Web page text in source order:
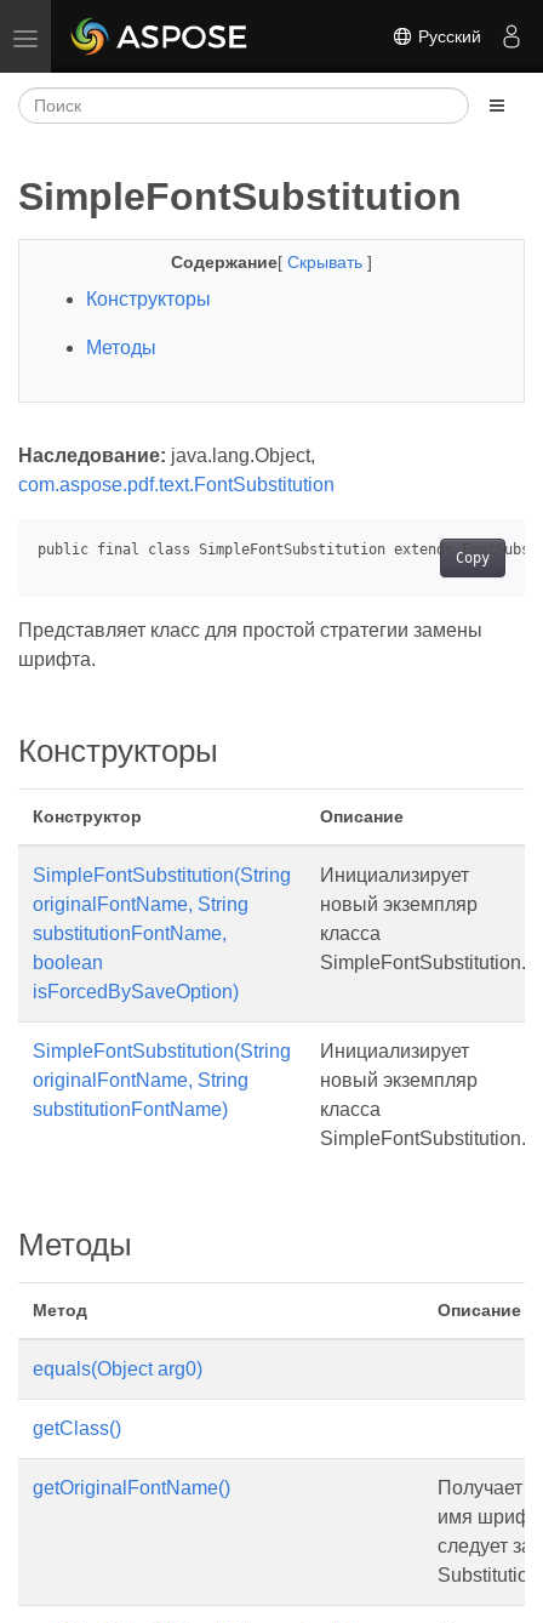
Переключить навигацию Русский
SimpleFontSubstitution
Содержание[ Скрывать ]
Конструкторы
Методы
Наследование: java.lang.Object,
com.aspose.pdf.text.FontSubstitution
Copy
Представляет класс для простой стратегии замены
шрифта.
Конструкторы
Конструктор Описание
SimpleFontSubstitution(String
originalFontName, String
substitutionFontName,
boolean
isForcedBySaveOption)
Инициализирует
новый экземпляр
класса
SimpleFontSubstitution.
SimpleFontSubstitution(String
originalFontName, String
substitutionFontName)
Инициализирует
новый экземпляр
класса
SimpleFontSubstitution.
Методы
Метод Описание
equals(Object arg0)
getClass()
getOriginalFontName()
Получает
имя
следует